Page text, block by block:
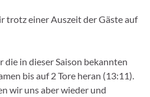
trotz einer Auszeit der Gäste auf
die in dieser Saison bekannten
bis auf 2 Tore heran (13:11).
wir uns aber wieder und